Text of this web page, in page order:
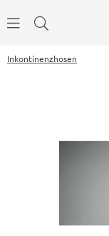
Inkontinenzhosen